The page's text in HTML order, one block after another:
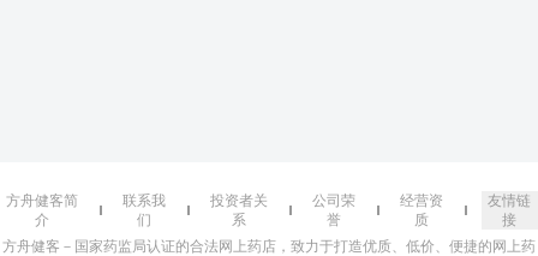
方舟健客简
介
联系我
们
投资者关
系
公司荣
誉
经营资
质
友情链
接
方舟健客－国家药监局认证的合法网上药店，致力于打造优质、低价、便捷的网上药